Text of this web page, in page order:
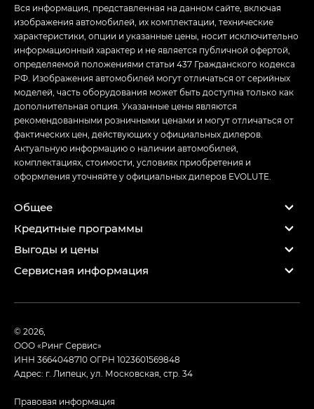
Вся информация, представленная на данном сайте, включая
изображения автомобилей, их комплектации, технические
характеристики, опции и указанные цены, носит исключительно
информационный характер и не является публичной офертой,
определяемой положениями статьи 437 Гражданского кодекса
РФ. Изображения автомобилей могут отличаться от серийных
моделей, часть оборудования может быть доступна только как
дополнительная опция. Указанные цены являются
рекомендованными розничными ценами и могут отличаться от
фактических цен, действующих у официальных дилеров.
Актуальную информацию о наличии автомобилей,
комплектациях, стоимости, условиях приобретения и
оформления уточняйте у официальных дилеров EVOLUTE.
Общее
Кредитные программы
Выгоды и цены
Сервисная информация
© 2026,
ООО «Ринг Сервис»
ИНН 3664048710ОГРН 1023601569848
Адрес: г. Липецк, ул. Московская, стр. 34
Правовая информация